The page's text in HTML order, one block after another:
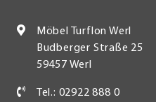
Möbel Turflon Werl
Budberger Straße 25
59457 Werl
Tel.: 02922 888 0